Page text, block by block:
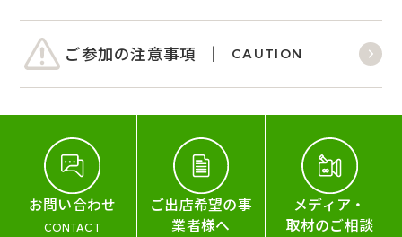
ご参加の注意事項 CAUTION
お問い合わせ
CONTACT
ご出店希望の事
業者様へ
メディア・
取材のご相談